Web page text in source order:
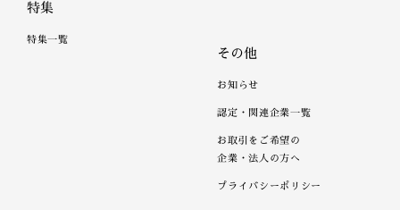
特集
特集一覧
その他
お知らせ
認定・関連企業一覧
お取引をご希望の
企業・法人の方へ
プライバシーポリシー